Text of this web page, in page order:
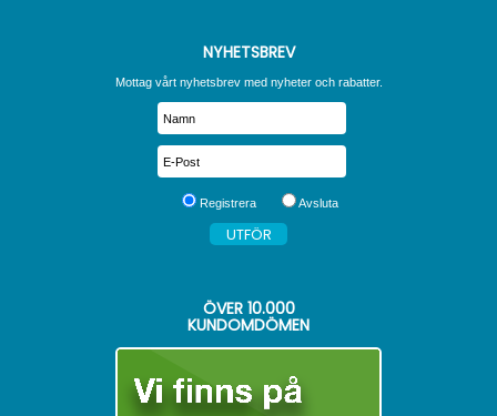
NYHETSBREV
Mottag vårt nyhetsbrev med nyheter och rabatter.
Registrera Avsluta
ÖVER 10.000
KUNDOMDÖMEN